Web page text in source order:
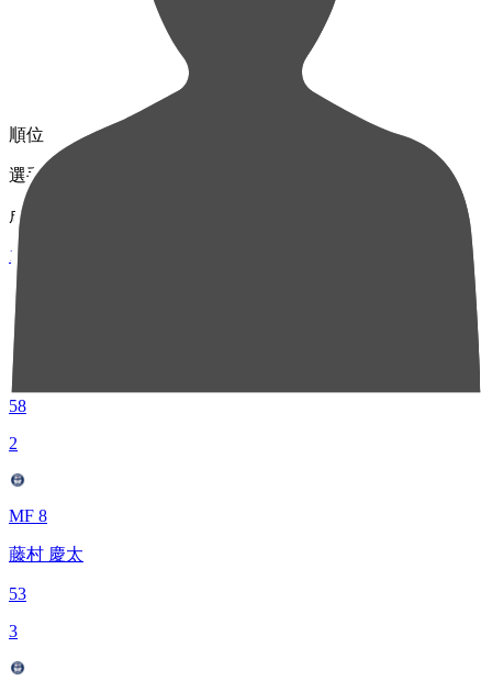
順位
選手名
成績
1
MF 23
梶川 諒太
58
2
MF 8
藤村 慶太
53
3